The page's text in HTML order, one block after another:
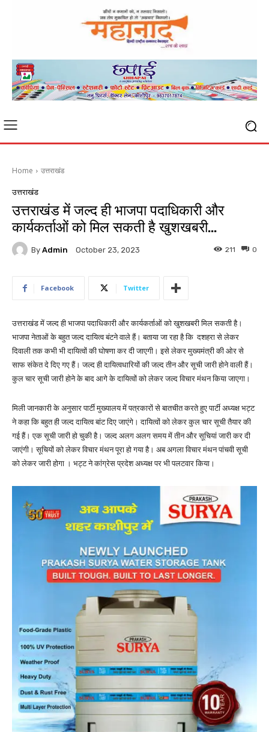
Home उत्तराखंड
उत्तराखंड
उत्तराखंड में जल्द ही भाजपा पदाधिकारी और
कार्यकर्ताओं को मिल सकती है खुशखबरी…
By Admin October 23, 2023 0
211
Facebook Twitter
उत्तराखंड में जल्द ही भाजपा पदाधिकारी और कार्यकर्ताओं को खुशखबरी मिल सकती है।
भाजपा नेताओं के बहुत जल्द दायित्व बंटने वाले हैं। बताया जा रहा है कि दशहरा से लेकर
दिवाली तक कभी भी दायित्वों की घोषणा कर दी जाएगी। इसे लेकर मुख्यमंत्री की ओर से
साफ संकेत दे दिए गए हैं। जल्द ही दायित्वधारियों की जल्द तीन और सूची जारी होने वाली हैं।
कुल चार सूची जारी होने के बाद आगे के दायित्वों को लेकर जल्द विचार मंथन किया जाएगा।
मिली जानकारी के अनुसार पार्टी मुख्यालय में पत्रकारों से बातचीत करते हुए पार्टी अध्यक्ष भट्ट
ने कहा कि बहुत ही जल्द दायित्व बांट दिए जाएंगे। दायित्वों को लेकर कुल चार सूची तैयार की
गई हैं। एक सूची जारी हो चुकी है। जल्द अलग अलग समय में तीन और सूचियां जारी कर दी
जाएंगी। सूचियों को लेकर विचार मंथन पूरा हो गया है। अब अगला विचार मंथन पांचवी सूची
को लेकर जारी होगा । भट्ट ने कांग्रेस प्रदेश अध्यक्ष पर भी पलटवार किया।